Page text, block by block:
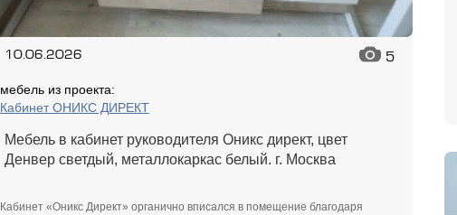
10.06.2026 5
мебель из проекта:
Кабинет ОНИКС ДИРЕКТ
Мебель в кабинет руководителя Оникс директ, цвет
Денвер светдый, металлокаркас белый. г. Москва
Кабинет «Оникс Директ» органично вписался в помещение благодаря